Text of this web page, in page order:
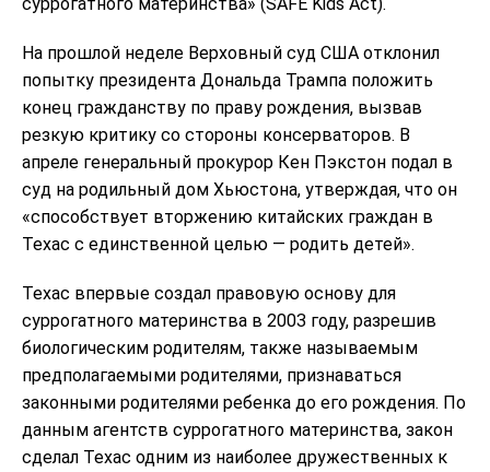
На прошлой неделе Верховный суд США отклонил
попытку президента Дональда Трампа положить
конец гражданству по праву рождения, вызвав
резкую критику со стороны консерваторов. В
апреле генеральный прокурор Кен Пэкстон подал в
суд на родильный дом Хьюстона, утверждая, что он
«способствует вторжению китайских граждан в
Техас с единственной целью — родить детей».
Техас впервые создал правовую основу для
суррогатного материнства в 2003 году, разрешив
биологическим родителям, также называемым
предполагаемыми родителями, признаваться
законными родителями ребенка до его рождения. По
данным агентств суррогатного материнства, закон
сделал Техас одним из наиболее дружественных к